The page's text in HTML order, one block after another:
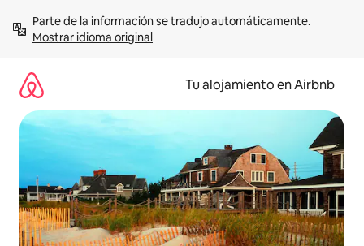
contenidoMostrar idioma original
Tu alojamiento en Airbnb